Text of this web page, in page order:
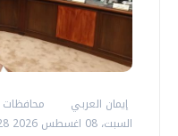
إيمان العربي
محافظات
السبت، 08 اغسطس 2026 02:28 م